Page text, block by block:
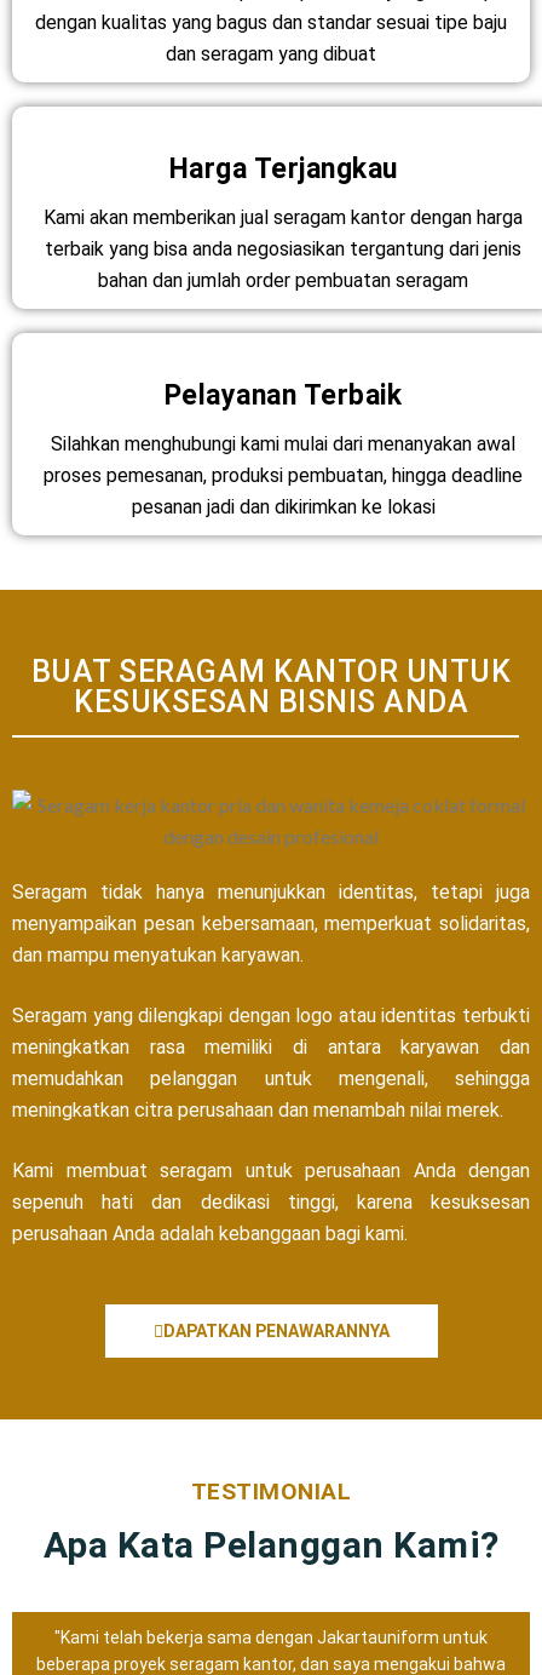
dengan kualitas yang bagus dan standar sesuai tipe baju
dan seragam yang dibuat
Harga Terjangkau
Kami akan memberikan jual seragam kantor dengan harga
terbaik yang bisa anda negosiasikan tergantung dari jenis
bahan dan jumlah order pembuatan seragam
Pelayanan Terbaik
Silahkan menghubungi kami mulai dari menanyakan awal
proses pemesanan, produksi pembuatan, hingga deadline
pesanan jadi dan dikirimkan ke lokasi
BUAT SERAGAM KANTOR UNTUK
KESUKSESAN BISNIS ANDA
Seragam tidak hanya menunjukkan identitas, tetapi juga
menyampaikan pesan kebersamaan, memperkuat solidaritas,
dan mampu menyatukan karyawan.
Seragam yang dilengkapi dengan logo atau identitas terbukti
meningkatkan rasa memiliki di antara karyawan dan
memudahkan pelanggan untuk mengenali, sehingga
meningkatkan citra perusahaan dan menambah nilai merek.
Kami membuat seragam untuk perusahaan Anda dengan
sepenuh hati dan dedikasi tinggi, karena kesuksesan
perusahaan Anda adalah kebanggaan bagi kami.
DAPATKAN PENAWARANNYA
TESTIMONIAL
Apa Kata Pelanggan Kami?
"Kami telah bekerja sama dengan Jakartauniform untuk
beberapa proyek seragam kantor, dan saya mengakui bahwa